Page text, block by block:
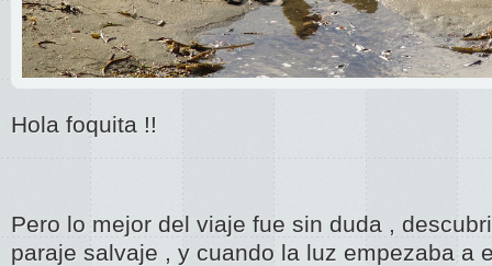
Hola foquita !!
Pero lo mejor del viaje fue sin duda ,
paraje salvaje , y cuando la luz empezaba a